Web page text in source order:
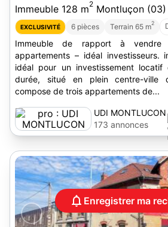
Immeuble 128 m2 Montluçon (03)
EXCLUSIVITÉ 6 pièces Terrain 65 m2
Immeuble de rapport à
appartements – idéal investisseurs.
idéal pour un investissement
durée, situé en plein centre-ville de
compose de trois appartements de...
UDI MONTLUCON
173 annonces
Enregistrer ma